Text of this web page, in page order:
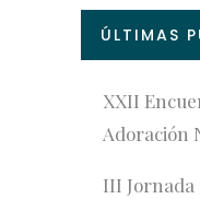
ÚLTIMAS
XXII
Adoración
III Jornada